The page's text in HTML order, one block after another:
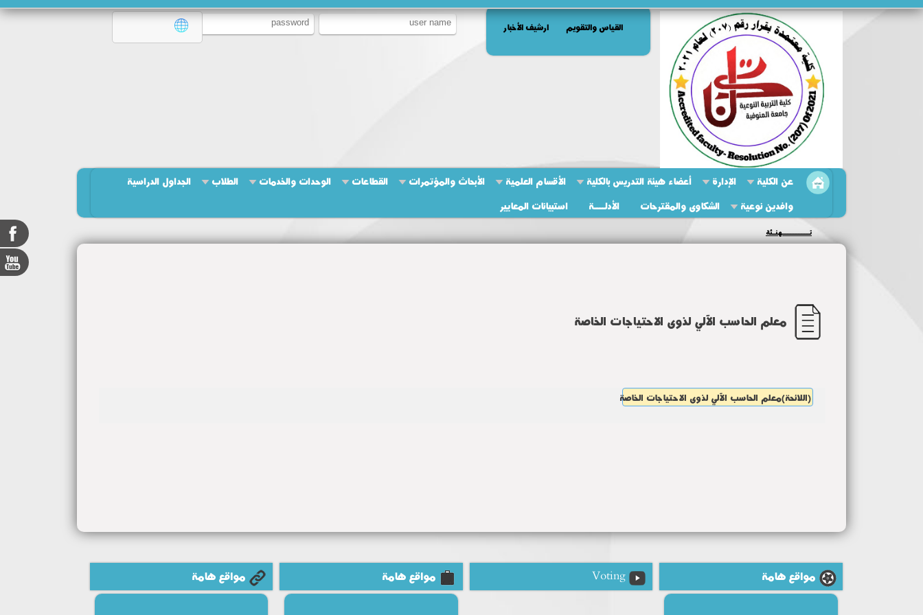
القياس والتقويم ارشيف الأخبار
عن الكلية الإدارة أعضاء هيئة التدريس بالكلية الأقسام العلمية الأبحاث والمؤتمرات القطاعات الوحدات والخدمات الطلاب
الجداول الدراسية
وافدين نوعية
الشكاوى والمقترحات الأدلــــة استبيانات المعايير
مجلس الكلية يعقد جلسته التاسعة بالنوعية للعام الجامعى٢٠٢٥/ ٢٠٢٦...
معلم الحاسب الآلي لذوى الاحتياجات الخاصة
(اللائحة)معلم الحاسب الآلي لذوى الاحتياجات الخاصة
مواقع هامة Voting مواقع هامة مواقع هامة